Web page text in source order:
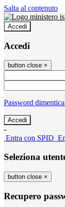
Salta al contenuto
Accedi
Accedi
button close ×
Password
-
Entra con SPID
Seleziona
button close ×
Recupero